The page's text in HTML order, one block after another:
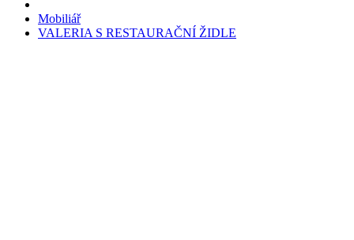
Mobiliář
VALERIA S RESTAURAČNÍ ŽIDLE